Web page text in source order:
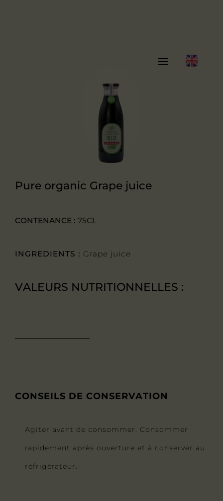
Pure organic Grape juice
CONTENANCE : 75CL
INGREDIENTS : Grape juice
VALEURS NUTRITIONNELLES :
CONSEILS DE CONSERVATION
Agiter avant de consommer. Consommer
rapidement après ouverture et à conserver au
réfrigérateur.-